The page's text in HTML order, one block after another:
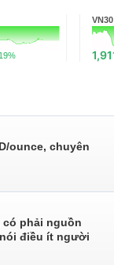
VN30
ounce, chuyên
phải nguồn
điều ít người